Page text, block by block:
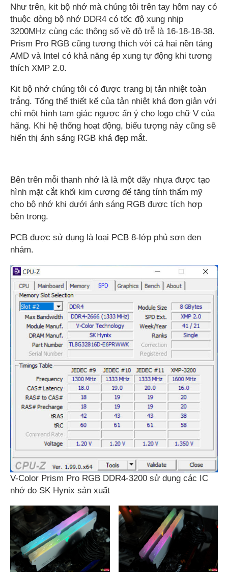
Như trên, kit bộ nhớ mà chúng tôi trên tay hôm nay có
thuộc dòng bộ nhớ DDR4 có tốc độ xung nhịp
3200MHz cùng các thông số về độ trễ là 16-18-18-38.
Prism Pro RGB cũng tương thích với cả hai nền tảng
AMD và Intel có khả năng ép xung tự động khi tương
thích XMP 2.0.
Kit bộ nhớ chúng tôi có được trang bị tản nhiệt toàn
trắng. Tổng thể thiết kế của tản nhiệt khá đơn giản với
chỉ một hình tam giác ngược ẩn ý cho logo chữ V của
hãng. Khi hệ thống hoạt động, biểu tượng này cũng sẽ
hiển thị ánh sáng RGB khá đẹp mắt.
Bên trên mỗi thanh nhớ là là một dãy nhựa được tạo
hình mặt cắt khối kim cương để tăng tính thẩm mỹ
cho bộ nhớ khi dưới ánh sáng RGB được tích hợp
bên trong.
PCB được sử dụng là loại PCB 8-lớp phủ sơn đen
nhám.
V-Color Prism Pro RGB DDR4-3200 sử dụng các IC
nhớ do SK Hynix sản xuất